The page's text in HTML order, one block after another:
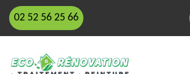
02 52 56 25 66